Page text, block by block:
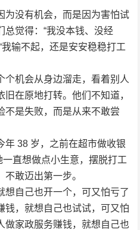
为没有机会，而是因为害怕试
总觉得：“我没本钱、没经
输不起，还是安安稳稳打工
个机会从身边溜走，看着别人
在原地打转。他们不知道，
不是失败，而是从来不敢尝
年 38 岁，之前在超市做收银
直想做点小生意，摆脱打工
敢迈出第一步。
想自己也开一个，可又怕亏了
钱，就想自己也试试，可又怕
做家政服务赚钱，就想自己也